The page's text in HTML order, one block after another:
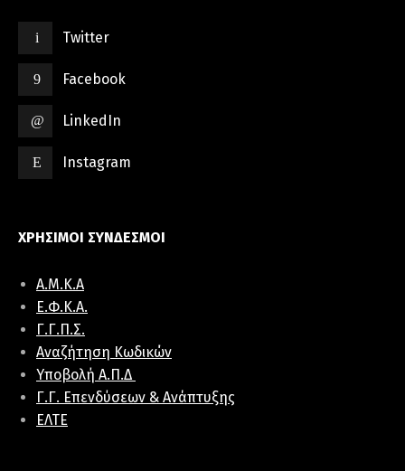
Twitter
Facebook
LinkedIn
Instagram
ΧΡΗΣΙΜΟΙ ΣΥΝΔΕΣΜΟΙ
Α.Μ.Κ.Α
E.Φ.K.A.
Γ.Γ.Π.Σ.
Αναζήτηση Κωδικών
Υποβολή Α.Π.Δ
Γ.Γ. Επενδύσεων & Ανάπτυξης
ΕΛΤΕ